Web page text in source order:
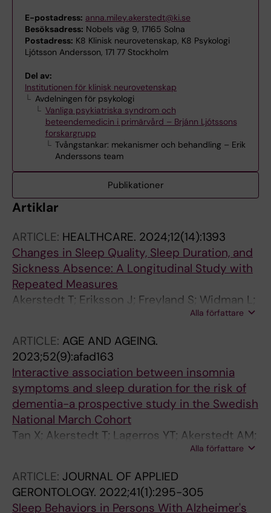
E-postadress: anna.miley.akerstedt@ki.se
Besöksadress: Nobels väg 9, 17165 Solna
Postadress: K8 Klinisk neurovetenskap, K8 Psykologi
Ljótsson Andersson, 171 77 Stockholm
Del av:
Institutionen för klinisk neurovetenskap
Avdelningen för psykologi
Vanliga psykiatriska syndrom och
beteendemedicin i primärvård – Brjánn Ljótssons
forskargrupp
Tvångstankar: mekanismer och behandling – Erik
Anderssons team
Publikationer
Artiklar
ARTICLE: HEALTHCARE. 2024;12(14):1393
Changes in Sleep Quality, Sleep Duration, and
Sickness Absence: A Longitudinal Study with
Repeated Measures
Akerstedt T; Eriksson J; Freyland S; Widman L;
Alla författare
ARTICLE: AGE AND AGEING.
2023;52(9):afad163
Interactive association between insomnia
symptoms and sleep duration for the risk of
dementia-a prospective study in the Swedish
National March Cohort
Tan X; Akerstedt T; Lagerros YT; Akerstedt AM;
Bellocco R; Adami H-O; Ye W; Pei J-J; Wang H-
Alla författare
ARTICLE: JOURNAL OF APPLIED
GERONTOLOGY. 2022;41(1):295-305
Sleep Behaviors in Persons With Alzheimer's